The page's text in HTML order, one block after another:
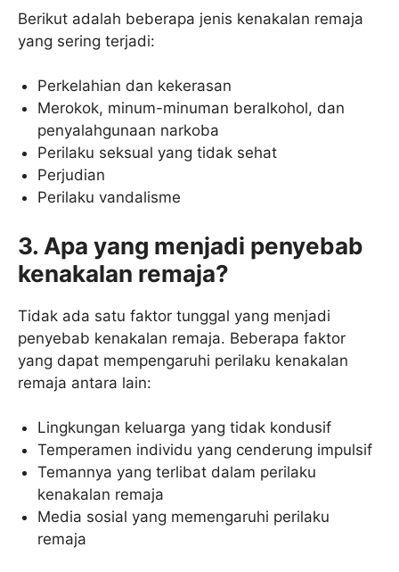
Berikut adalah beberapa jenis kenakalan remaja
yang sering terjadi:
Perkelahian dan kekerasan
Merokok, minum-minuman beralkohol, dan
penyalahgunaan narkoba
Perilaku seksual yang tidak sehat
Perjudian
Perilaku vandalisme
3. Apa yang menjadi penyebab
kenakalan remaja?
Tidak ada satu faktor tunggal yang menjadi
penyebab kenakalan remaja. Beberapa faktor
yang dapat mempengaruhi perilaku kenakalan
remaja antara lain:
Lingkungan keluarga yang tidak kondusif
Temperamen individu yang cenderung impulsif
Temannya yang terlibat dalam perilaku
kenakalan remaja
Media sosial yang memengaruhi perilaku
remaja